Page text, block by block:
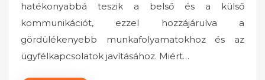
e
d
hatékonyabbá teszik a belső és a külső
kommunikációt, ezzel hozzájárulva a
gördülékenyebb munkafolyamatokhoz és az
ügyfélkapcsolatok javításához.​ Miért…